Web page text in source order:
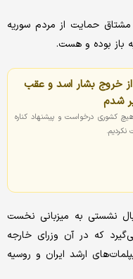
حمایت از مردم سوریه
باز بوده و هست.
خروج بشار اسد و عقب
شدم
کشوری درخواست و پیشنهاد کناره
نکردیم.
نشستی به میزبانی نخست
که در آن وزرای خارجه
ارشد ایران و روسیه